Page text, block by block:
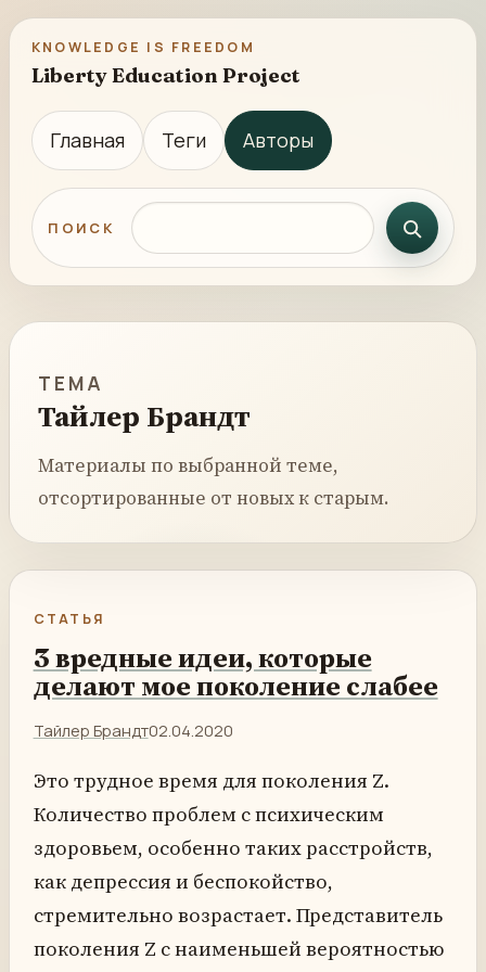
KNOWLEDGE IS FREEDOM
Liberty Education Project
Главная Теги Авторы
ПОИСК Поиск по сайту
ТЕМА
Тайлер Брандт
Материалы по выбранной теме,
отсортированные от новых к старым.
СТАТЬЯ
3 вредные идеи, которые
делают мое поколение слабее
Тайлер Брандт02.04.2020
Это трудное время для поколения Z.
Количество проблем с психическим
здоровьем, особенно таких расстройств,
как депрессия и беспокойство,
стремительно возрастает. Представитель
поколения Z с наименьшей вероятностью